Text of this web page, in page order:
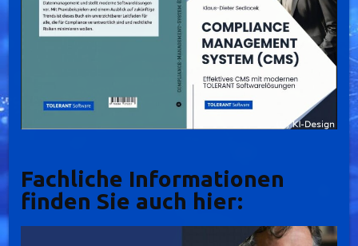
Fachliche Informationen
finden Sie auch hier: